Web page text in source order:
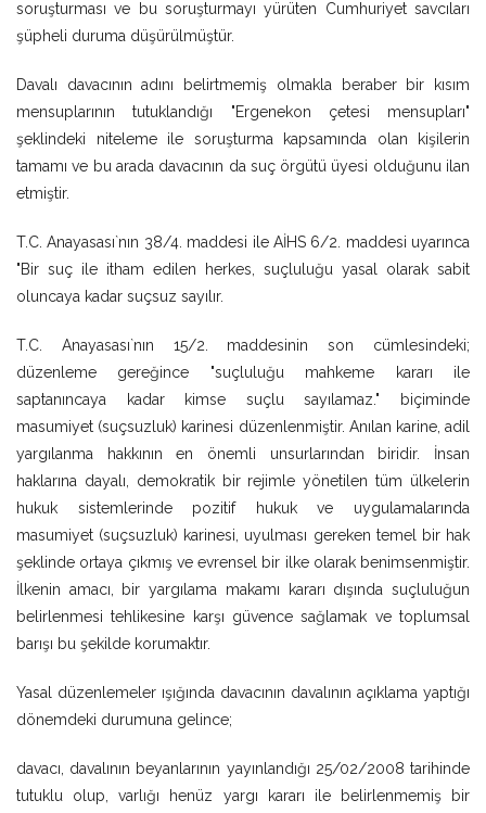
soruşturması ve bu soruşturmayı yürüten Cumhuriyet savcıları
şüpheli duruma düşürülmüştür.
Davalı davacının adını belirtmemiş olmakla beraber bir kısım
mensuplarının tutuklandığı "Ergenekon çetesi mensupları"
şeklindeki niteleme ile soruşturma kapsamında olan kişilerin
tamamı ve bu arada davacının da suç örgütü üyesi olduğunu ilan
etmiştir.
T.C. Anayasası`nın 38/4. maddesi ile AİHS 6/2. maddesi uyarınca
"Bir suç ile itham edilen herkes, suçluluğu yasal olarak sabit
oluncaya kadar suçsuz sayılır.
T.C. Anayasası`nın 15/2. maddesinin son cümlesindeki;
düzenleme gereğince "suçluluğu mahkeme kararı ile
saptanıncaya kadar kimse suçlu sayılamaz." biçiminde
masumiyet (suçsuzluk) karinesi düzenlenmiştir. Anılan karine, adil
yargılanma hakkının en önemli unsurlarından biridir. İnsan
haklarına dayalı, demokratik bir rejimle yönetilen tüm ülkelerin
hukuk sistemlerinde pozitif hukuk ve uygulamalarında
masumiyet (suçsuzluk) karinesi, uyulması gereken temel bir hak
şeklinde ortaya çıkmış ve evrensel bir ilke olarak benimsenmiştir.
İlkenin amacı, bir yargılama makamı kararı dışında suçluluğun
belirlenmesi tehlikesine karşı güvence sağlamak ve toplumsal
barışı bu şekilde korumaktır.
Yasal düzenlemeler ışığında davacının davalının açıklama yaptığı
dönemdeki durumuna gelince;
davacı, davalının beyanlarının yayınlandığı 25/02/2008 tarihinde
tutuklu olup, varlığı henüz yargı kararı ile belirlenmemiş bir